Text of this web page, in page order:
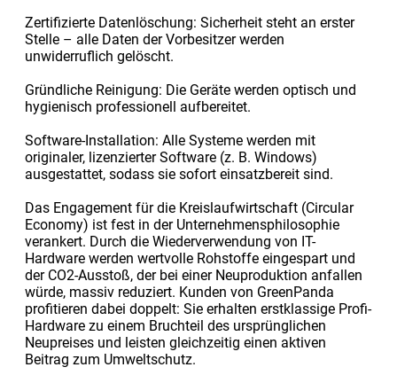
Zertifizierte Datenlöschung: Sicherheit steht an erster
Stelle – alle Daten der Vorbesitzer werden
unwiderruflich gelöscht.
Gründliche Reinigung: Die Geräte werden optisch und
hygienisch professionell aufbereitet.
Software-Installation: Alle Systeme werden mit
originaler, lizenzierter Software (z. B. Windows)
ausgestattet, sodass sie sofort einsatzbereit sind.
Das Engagement für die Kreislaufwirtschaft (Circular
Economy) ist fest in der Unternehmensphilosophie
verankert. Durch die Wiederverwendung von IT-
Hardware werden wertvolle Rohstoffe eingespart und
der CO2-Ausstoß, der bei einer Neuproduktion anfallen
würde, massiv reduziert. Kunden von GreenPanda
profitieren dabei doppelt: Sie erhalten erstklassige Profi-
Hardware zu einem Bruchteil des ursprünglichen
Neupreises und leisten gleichzeitig einen aktiven
Beitrag zum Umweltschutz.